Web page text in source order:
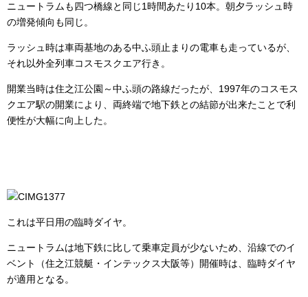
ニュートラムも四つ橋線と同じ1時間あたり10本。朝夕ラッシュ時
の増発傾向も同じ。
ラッシュ時は車両基地のある中ふ頭止まりの電車も走っているが、
それ以外全列車コスモスクエア行き。
開業当時は住之江公園～中ふ頭の路線だったが、1997年のコスモス
クエア駅の開業により、両終端で地下鉄との結節が出来たことで利
便性が大幅に向上した。
これは平日用の臨時ダイヤ。
ニュートラムは地下鉄に比して乗車定員が少ないため、沿線でのイ
ベント（住之江競艇・インテックス大阪等）開催時は、臨時ダイヤ
が適用となる。